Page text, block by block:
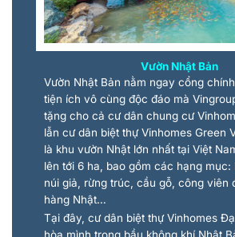
Vườn Nhật Bản
Vườn Nhật Bản nằm ngay cổng
tiện ích vô cùng độc đáo mà
tặng cho cả cư dân chung cư
lẫn cư dân biệt thự Vinhomes Green
là khu vườn Nhật lớn nhất tại Việt
lên tới 6 ha, bao gồm các hạng mục:
núi giả, rừng trúc, cầu gỗ, công viên
hàng Nhật…
Tại đây, cư dân biệt thự Vinhomes
hòa mình trong bầu không khí Nhật